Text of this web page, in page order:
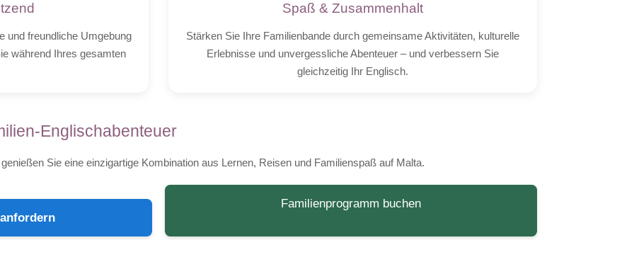
und freundliche Umgebung
während Ihres gesamten
Spaß & Zusammenhalt
Stärken Sie Ihre Familienbande durch gemeinsame Aktivitäten, kulturelle
Erlebnisse und unvergessliche Abenteuer – und verbessern Sie
gleichzeitig Ihr Englisch.
Englischabenteuer
Sie eine einzigartige Kombination aus Lernen, Reisen und Familienspaß auf Malta.
Familienprogramm buchen